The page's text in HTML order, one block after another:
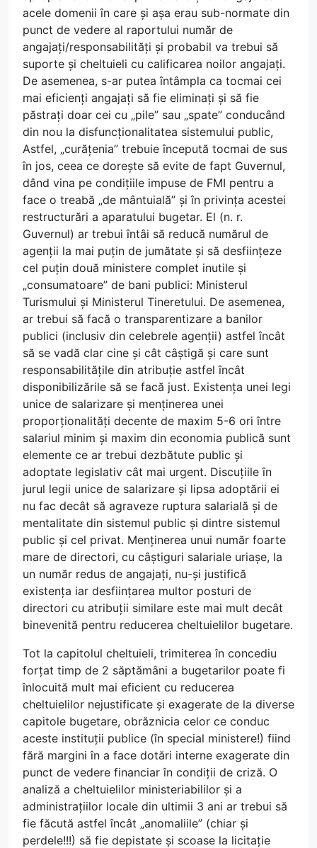
acele domenii în care și așa erau sub-normate din
punct de vedere al raportului număr de
angajați/responsabilități și probabil va trebui să
suporte și cheltuieli cu calificarea noilor angajați.
De asemenea, s-ar putea întâmpla ca tocmai cei
mai eficienți angajați să fie eliminați și să fie
păstrați doar cei cu „pile” sau „spate” conducând
din nou la disfuncționalitatea sistemului public,
Astfel, „curățenia” trebuie începută tocmai de sus
în jos, ceea ce dorește să evite de fapt Guvernul,
dând vina pe condițiile impuse de FMI pentru a
face o treabă „de mântuială” și în privința acestei
restructurări a aparatului bugetar. El (n. r.
Guvernul) ar trebui întâi să reducă numărul de
agenții la mai puțin de jumătate și să desființeze
cel puțin două ministere complet inutile și
„consumatoare” de bani publici: Ministerul
Turismului și Ministerul Tineretului. De asemenea,
ar trebui să facă o transparentizare a banilor
publici (inclusiv din celebrele agenții) astfel încât
să se vadă clar cine și cât câștigă și care sunt
responsabilitățile din atribuție astfel încât
disponibilizările să se facă just. Existența unei legi
unice de salarizare și menținerea unei
proporționalități decente de maxim 5-6 ori între
salariul minim și maxim din economia publică sunt
elemente ce ar trebui dezbătute public și
adoptate legislativ cât mai urgent. Discuțiile în
jurul legii unice de salarizare și lipsa adoptării ei
nu fac decât să agraveze ruptura salarială și de
mentalitate din sistemul public și dintre sistemul
public și cel privat. Menținerea unui număr foarte
mare de directori, cu câștiguri salariale uriașe, la
un număr redus de angajați, nu-și justifică
existența iar desființarea multor posturi de
directori cu atribuții similare este mai mult decât
binevenită pentru reducerea cheltuielilor bugetare.
Tot la capitolul cheltuieli, trimiterea în concediu
forțat timp de 2 săptămâni a bugetarilor poate fi
înlocuită mult mai eficient cu reducerea
cheltuielilor nejustificate și exagerate de la diverse
capitole bugetare, obrăznicia celor ce conduc
aceste instituții publice (în special ministere!) fiind
fără margini în a face dotări interne exagerate din
punct de vedere financiar în condiții de criză. O
analiză a cheltuielilor ministeriabililor și a
administrațiilor locale din ultimii 3 ani ar trebui să
fie făcută astfel încât „anomaliile” (chiar și
perdele!!!) să fie depistate și scoase la licitație